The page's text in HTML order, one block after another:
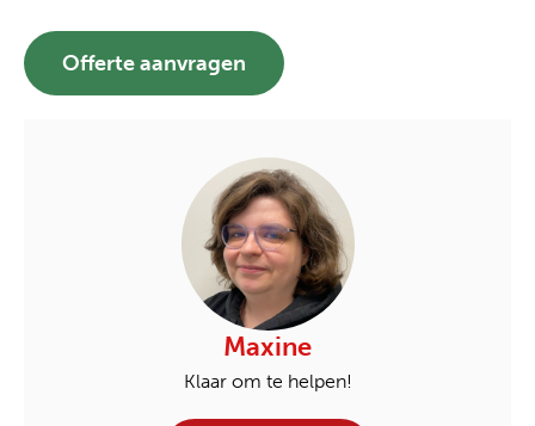
Offerte aanvragen
Maxine
Klaar om te helpen!